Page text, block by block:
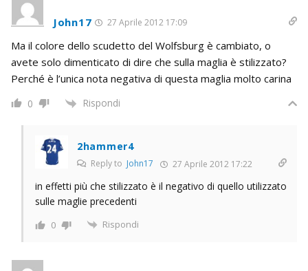
John17 27 Aprile 2012 17:09
Ma il colore dello scudetto del Wolfsburg è cambiato, o
avete solo dimenticato di dire che sulla maglia è stilizzato?
Perché è l’unica nota negativa di questa maglia molto carina
0 Rispondi
2hammer4
Reply to John17 27 Aprile 2012 17:22
in effetti più che stilizzato è il negativo di quello utilizzato
sulle maglie precedenti
0 Rispondi